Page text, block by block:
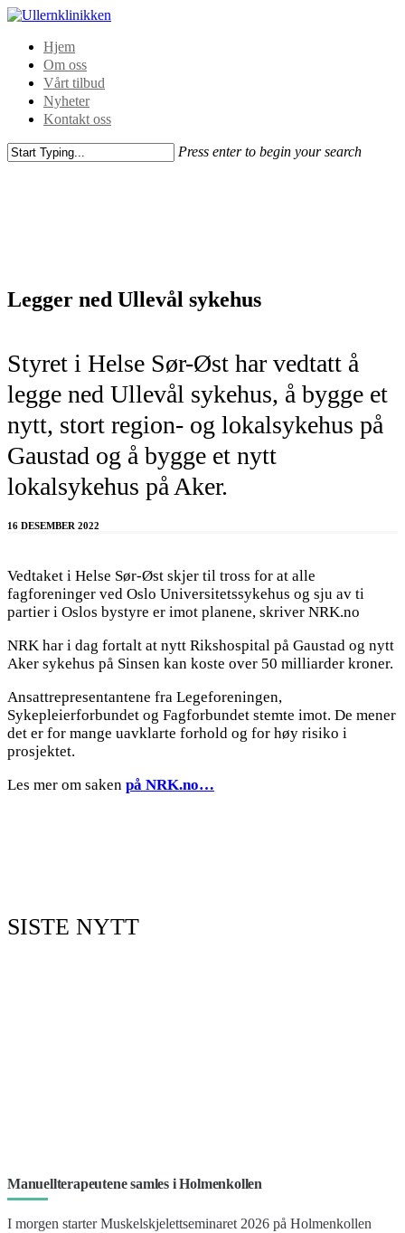
Hjem
Om oss
Vårt tilbud
Nyheter
Kontakt oss
Press enter to begin your search
Legger ned Ullevål sykehus
Styret i Helse Sør-Øst har vedtatt å
legge ned Ullevål sykehus, å bygge et
nytt, stort region- og lokalsykehus på
Gaustad og å bygge et nytt
lokalsykehus på Aker.
16 DESEMBER 2022
Vedtaket i Helse Sør-Øst skjer til tross for at alle
fagforeninger ved Oslo Universitetssykehus og sju av ti
partier i Oslos bystyre er imot planene, skriver NRK.no
NRK har i dag fortalt at nytt Rikshospital på Gaustad og nytt
Aker sykehus på Sinsen kan koste over 50 milliarder kroner.
Ansattrepresentantene fra Legeforeningen,
Sykepleierforbundet og Fagforbundet stemte imot. De mener
det er for mange uavklarte forhold og for høy risiko i
prosjektet.
Les mer om sakenpå NRK.no…
SISTE NYTT
Manuellterapeutene samles i Holmenkollen
I morgen starter Muskelskjelettseminaret 2026 på Holmenkollen